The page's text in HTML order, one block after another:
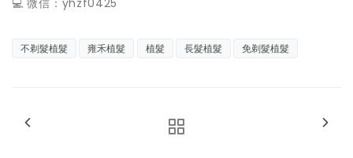
不剃髮植髮 雍禾植髮 植髮 長髮植髮 免剃髮植髮